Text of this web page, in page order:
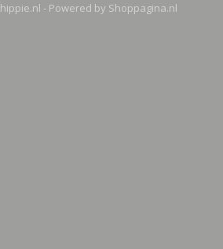
- Powered by Shoppagina.nl